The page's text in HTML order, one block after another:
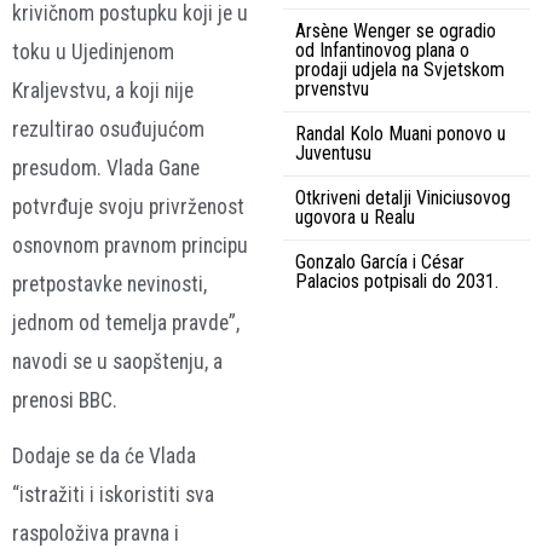
krivičnom postupku koji je u
toku u Ujedinjenom
Kraljevstvu, a koji nije
rezultirao osuđujućom
presudom. Vlada Gane
potvrđuje svoju privrženost
osnovnom pravnom principu
pretpostavke nevinosti,
jednom od temelja pravde”,
navodi se u saopštenju, a
prenosi BBC.
Dodaje se da će Vlada
“istražiti i iskoristiti sva
raspoloživa pravna i
Arsène Wenger se ogradio
od Infantinovog plana o
prodaji udjela na Svjetskom
prvenstvu
Randal Kolo Muani ponovo u
Juventusu
Otkriveni detalji Viniciusovog
ugovora u Realu
Gonzalo García i César
Palacios potpisali do 2031.